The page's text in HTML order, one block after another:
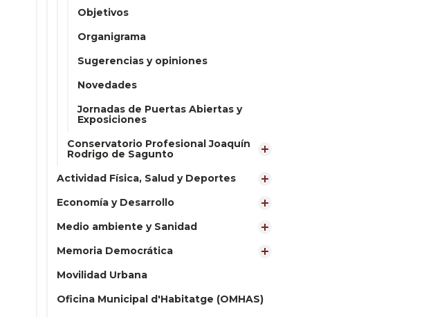
Objetivos
Organigrama
Sugerencias y opiniones
Novedades
Jornadas de Puertas Abiertas y
Exposiciones
Conservatorio Profesional Joaquín
Rodrigo de Sagunto
Actividad Física, Salud y Deportes
Economía y Desarrollo
Medio ambiente y Sanidad
Memoria Democrática
Movilidad Urbana
Oficina Municipal d'Habitatge (OMHAS)